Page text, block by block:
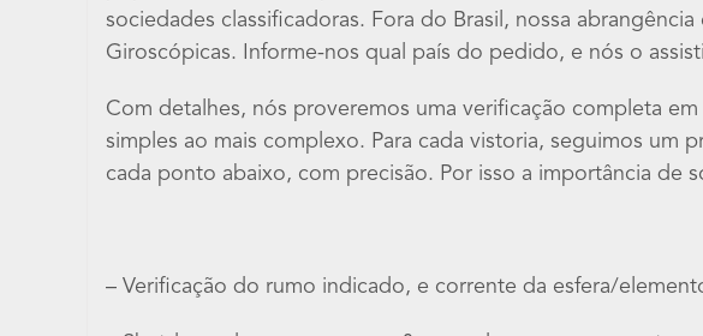
sociedades classificadoras. Fora do Brasil, nossa
Giroscópicas. Informe-nos qual país do pedido, e nós o
Com detalhes, nós proveremos uma verificação completa
simples ao mais complexo. Para cada vistoria, seguimos
cada ponto abaixo, com precisão. Por isso a importância de
– Verificação do rumo indicado, e corrente da esfera/